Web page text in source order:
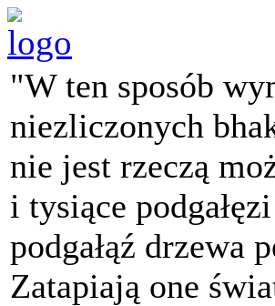
"W ten sposób
niezliczonych
nie jest rzeczą
i tysiące
podgałąź drzewa
Zatapiają one